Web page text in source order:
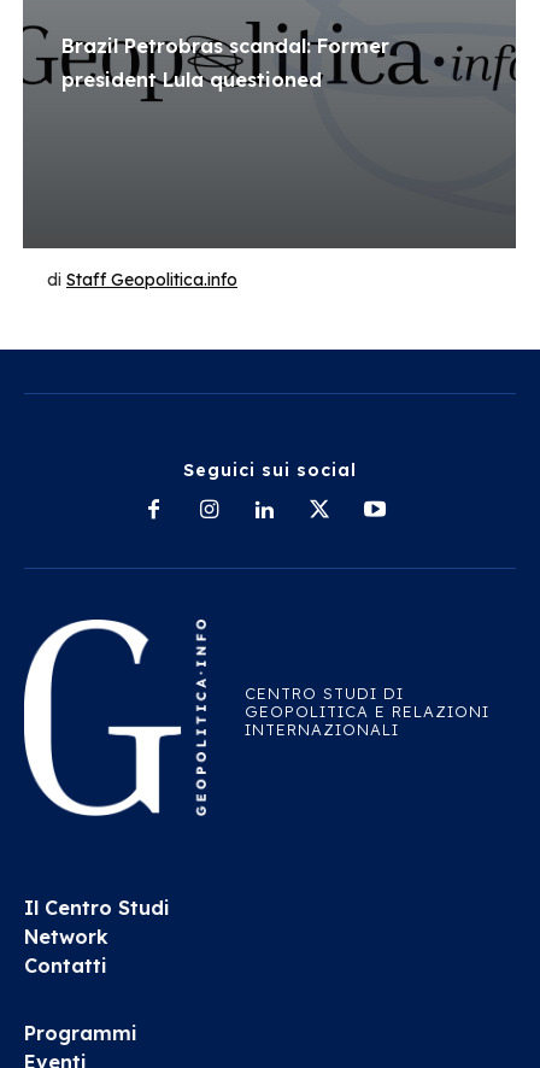
Brazil Petrobras scandal: Former
president Lula questioned
di Staff Geopolitica.info
Seguici sui social
CENTRO STUDI DI
GEOPOLITICA E RELAZIONI
INTERNAZIONALI
Il Centro Studi
Network
Contatti
Programmi
Eventi